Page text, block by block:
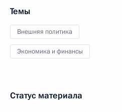
Темы
Внешняя политика
Экономика и финансы
Статус материала